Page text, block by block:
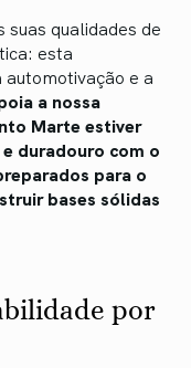
qualidades de
esta
automotivação e a
a nossa
Marte estiver
duradouro com o
para o
bases sólidas
por